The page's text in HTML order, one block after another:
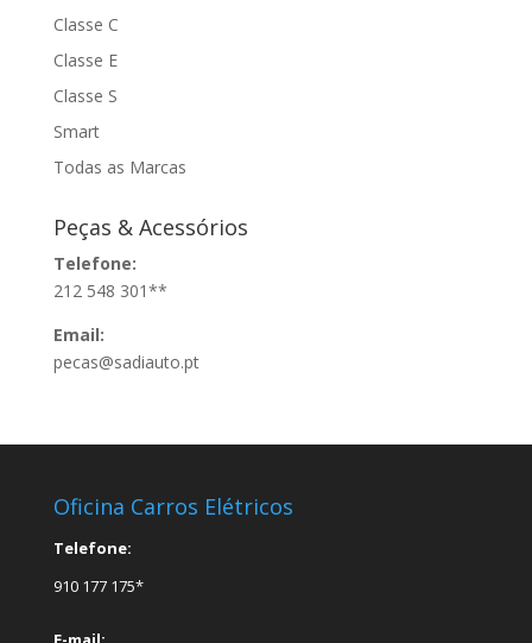
Classe C
Classe E
Classe S
Smart
Todas as Marcas
Peças & Acessórios
Telefone:
212 548 301**
Email:
pecas@sadiauto.pt
Oficina Carros Elétricos
Telefone:
910 177 175*